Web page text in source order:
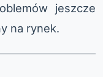
jeszcze
na rynek.